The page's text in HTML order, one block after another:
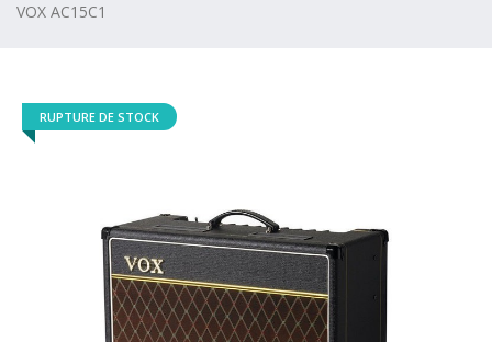
VOX AC15C1
RUPTURE DE STOCK